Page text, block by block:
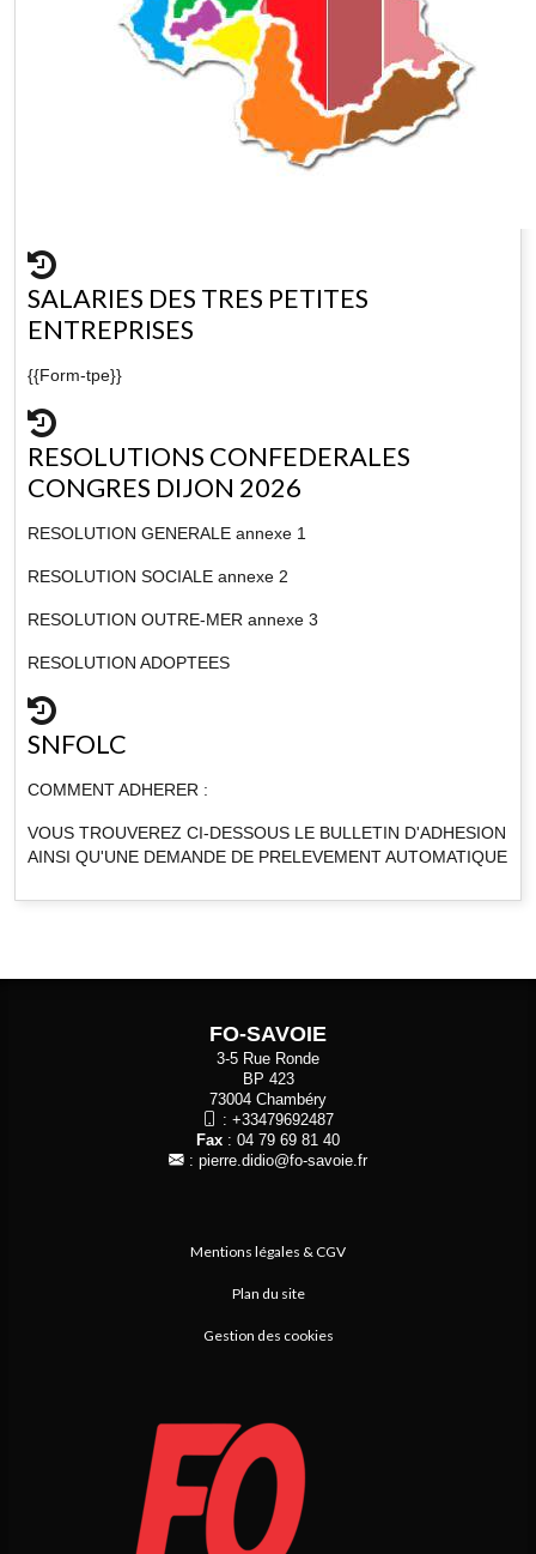
SALARIES DES TRES PETITES
ENTREPRISES
{{Form-tpe}}
RESOLUTIONS CONFEDERALES
CONGRES DIJON 2026
RESOLUTION GENERALE annexe 1
RESOLUTION SOCIALE annexe 2
RESOLUTION OUTRE-MER annexe 3
RESOLUTION ADOPTEES
SNFOLC
COMMENT ADHERER :
VOUS TROUVEREZ CI-DESSOUS LE BULLETIN D'ADHESION
AINSI QU'UNE DEMANDE DE PRELEVEMENT AUTOMATIQUE
FO-SAVOIE
3-5 Rue Ronde
BP 423
73004 Chambéry
: +33479692487
Fax : 04 79 69 81 40
: pierre.didio@fo-savoie.fr
Mentions légales & CGV
Plan du site
Gestion des cookies